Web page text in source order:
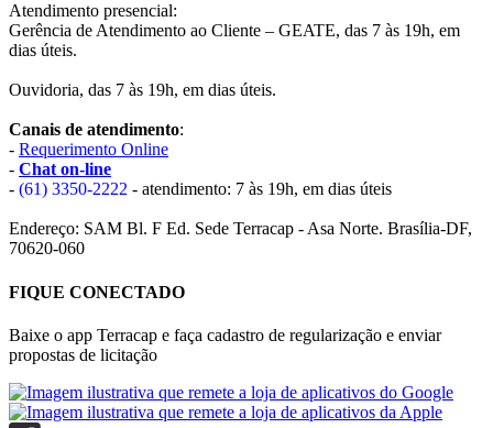
Atendimento presencial:
Gerência de Atendimento ao Cliente – GEATE, das 7 às 19h, em
dias úteis.
Ouvidoria, das 7 às 19h, em dias úteis.
Canais de atendimento:
- Requerimento Online
- Chat on-line
- (61) 3350-2222 - atendimento: 7 às 19h, em dias úteis
Endereço: SAM Bl. F Ed. Sede Terracap - Asa Norte. Brasília-DF,
70620-060
FIQUE CONECTADO
Baixe o app Terracap e faça cadastro de regularização e enviar
propostas de licitação